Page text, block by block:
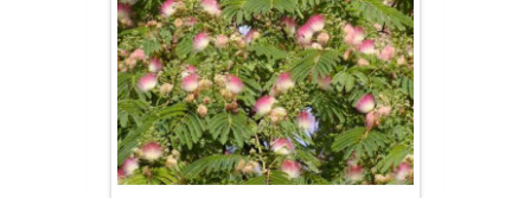
Albizia julibrissin /Albízie / Kapinice /
Perská akácie, 60-80 cm, C1,5
Cena: 569,00 Kč